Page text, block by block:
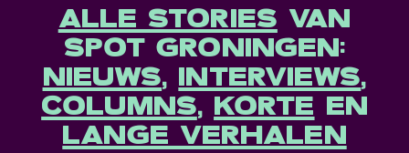
ALLE STORIES VAN
SPOT GRONINGEN:
NIEUWS, INTERVIEWS,
COLUMNS, KORTE EN
LANGE VERHALEN